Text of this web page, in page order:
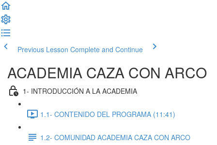
Previous Lesson Complete and Continue
ACADEMIA CAZA CON ARCO
1- INTRODUCCIÓN A LA ACADEMIA
1.1- CONTENIDO DEL PROGRAMA (11:41)
1.2- COMUNIDAD ACADEMIA CAZA CON ARCO